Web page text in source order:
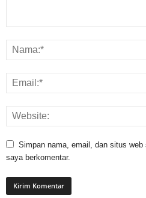
Simpan nama, email, dan situs
saya berkomentar.